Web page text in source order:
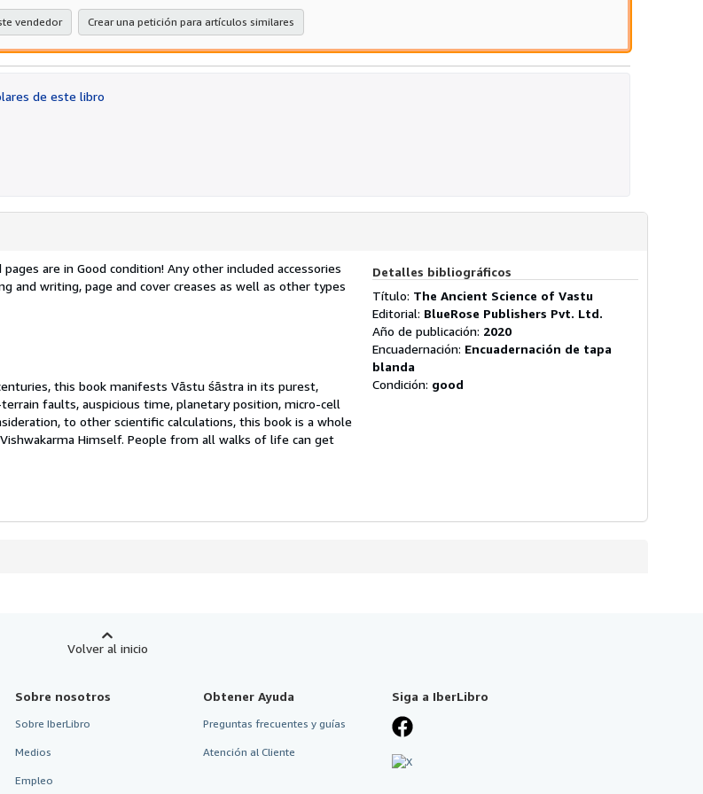
vendedor Crear una petición para artículos similares
de este libro
are in Good condition! Any other included accessories
and writing, page and cover creases as well as other types
this book manifests Vāstu śāstra in its purest,
faults, auspicious time, planetary position, micro-cell
to other scientific calculations, this book is a whole
Himself. People from all walks of life can get
Detalles bibliográficos
Título: The Ancient Science of Vastu
Editorial: BlueRose Publishers Pvt. Ltd.
Año de publicación: 2020
Encuadernación: Encuadernación de tapa
blanda
Condición: good
Volver al inicio
Sobre nosotros
Sobre IberLibro
Medios
Empleo
Obtener Ayuda
Preguntas frecuentes y guías
Atención al Cliente
Siga a IberLibro